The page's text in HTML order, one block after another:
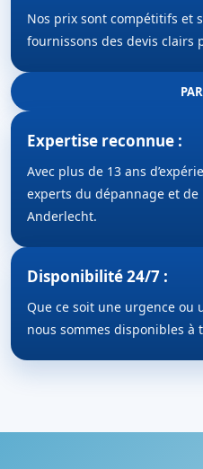
Nos prix sont compétitifs et
fournissons des devis clairs
Expertise reconnue :
Avec plus de 13 ans
experts du dépannage et de
Anderlecht.
Disponibilité 24/7 :
Que ce soit une urgence ou
nous sommes disponibles à